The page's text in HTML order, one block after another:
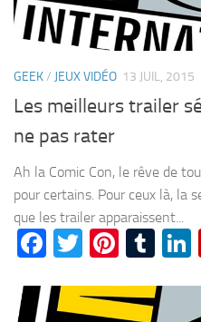
GEEK/ JEUX VIDÉO 13 JUIL, 2015
Les meilleurs trailer
ne pas rater
Ah la Comic Con, le rêve de
pour certains. Pour ceux là, la
que les trailer apparaissent...
Facebook
Twitter